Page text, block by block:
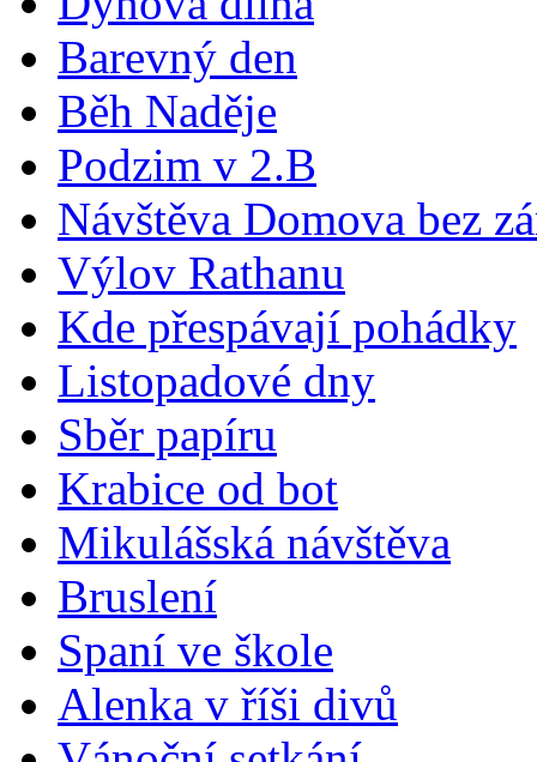
Barevný den
Běh Naděje
Podzim v 2.B
Návštěva Domova bez
Výlov Rathanu
Kde přespávají pohádky
Listopadové dny
Sběr papíru
Krabice od bot
Mikulášská návštěva
Bruslení
Spaní ve škole
Alenka v říši divů